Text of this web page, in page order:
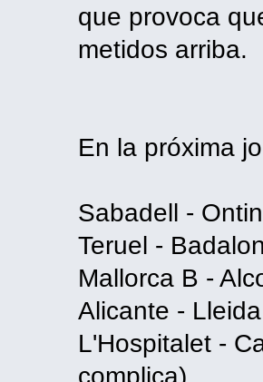
que provoca
metidos arriba.
En la próxima
Sabadell -
Teruel -
Mallorca B -
Alicante -
L'Hospitalet -
complica)